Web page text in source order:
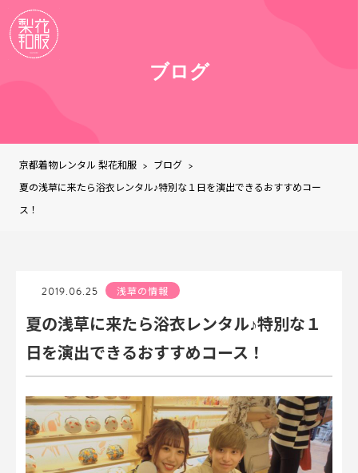
ブログ
京都着物レンタル 梨花和服 > ブログ >
夏の浅草に来たら浴衣レンタル♪特別な１日を演出できるおすすめコー
ス！
2019.06.25 浅草の情報
夏の浅草に来たら浴衣レンタル♪特別な１
日を演出できるおすすめコース！